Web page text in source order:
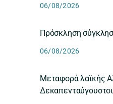
06/08/2026
Πρόσκληση
06/08/2026
Μεταφορά λαϊκής